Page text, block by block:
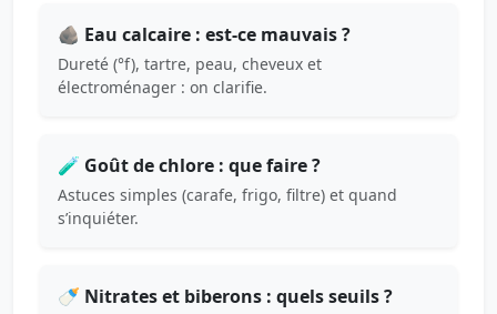
🪨 Eau calcaire : est-ce mauvais ?
Dureté (°f), tartre, peau, cheveux et
électroménager : on clarifie.
🧪 Goût de chlore : que faire ?
Astuces simples (carafe, frigo, filtre) et quand
s’inquiéter.
🍼 Nitrates et biberons : quels seuils ?